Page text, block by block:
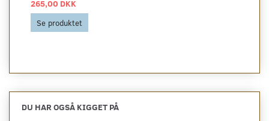
265,00 DKK
Se produktet
DU HAR OGSÅ KIGGET PÅ